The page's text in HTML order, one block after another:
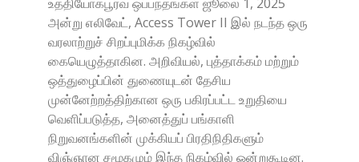
அன்று எலிவேட், Access Tower II இல் நடந்த ஒரு
வரலாற்றுச் சிறப்புமிக்க நிகழ்வில்
கையெழுத்தாகின. அறிவியல், புத்தாக்கம் மற்றும்
ஒத்துழைப்பின் துணையுடன் தேசிய
முன்னேற்றத்திற்கான ஒரு பகிரப்பட்ட உறுதியை
வெளிப்படுத்த, அனைத்துப் பங்காளி
நிறுவனங்களின் முக்கியப் பிரதிநிதிகளும்
விஞ்ஞான சமூகமும் இந்த நிகழ்வில் ஒன்றுகூடின.